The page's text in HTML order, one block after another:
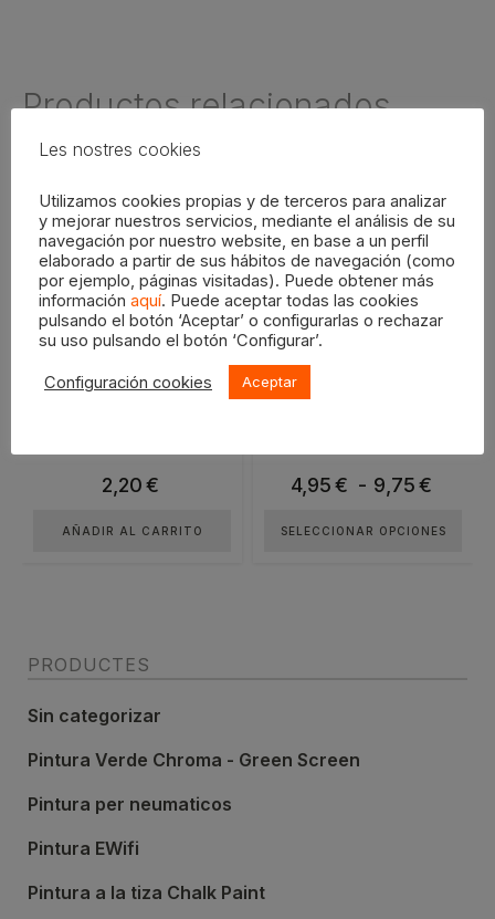
Productos relacionados
Mango profesional largo
2,20€
AÑADIR AL CARRITO
4,95€ - 9,75€
Rango
SELECCIONAR OPCIONES
Este
producto
tiene
múltiples
variantes.
Las
opciones
PRODUCTES
Sin categorizar
Pintura Verde Chroma - Green Screen
Pintura per neumaticos
Pintura EWifi
Pintura a la tiza Chalk Paint
Les nostres cookies
Utilizamos cookies propias y de terceros para analizar
y mejorar nuestros servicios, mediante el análisis de su
navegación por nuestro website, en base a un perfil
elaborado a partir de sus hábitos de navegación (como
por ejemplo, páginas visitadas). Puede obtener más
información aquí. Puede aceptar todas las cookies
pulsando el botón ‘Aceptar’ o configurarlas o rechazar
su uso pulsando el botón ‘Configurar’.
Configuración cookies Aceptar